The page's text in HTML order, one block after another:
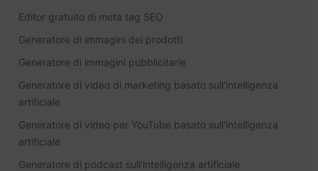
Editor gratuito di meta tag SEO
Generatore di immagini dei prodotti
Generatore di immagini pubblicitarie
Generatore di video di marketing basato sull'intelligenza
artificiale
Generatore di video per YouTube basato sull'intelligenza
artificiale
Generatore di podcast sull'intelligenza artificiale